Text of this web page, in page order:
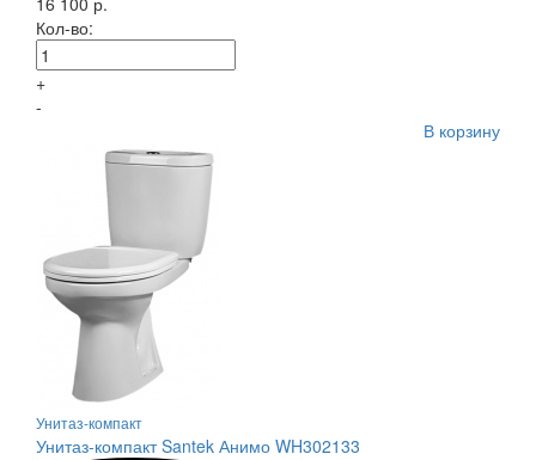
Кол-во:
+
-
В корзину
Унитаз-компакт
Унитаз-компакт Santek Анимо WH302133